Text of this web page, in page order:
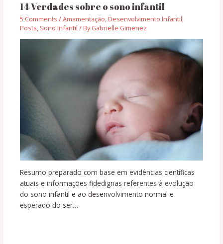
14 Verdades sobre o sono infantil
5 Comments /Amamentação, Desenvolvimento Infantil,
Posts, Sono Infantil / ByGabrielle Gimenez
Resumo preparado com base em evidências científicas
atuais e informações fidedignas referentes à evolução
do sono infantil e ao desenvolvimento normal e
esperado do ser…